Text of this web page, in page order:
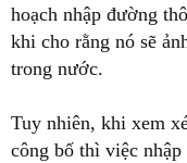
hoạch nhập đường
khi cho rằng nó sẽ
trong nước.
Tuy nhiên, khi xem
công bố thì việc